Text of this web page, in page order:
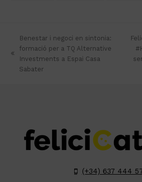
previous
post:
Benestar i negoci en sintonia:
formació per a TQ Alternative
Investments a Espai Casa
Sabater
next
(+34) 637 444